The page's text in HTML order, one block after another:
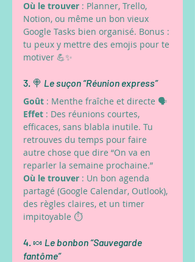
Où le trouver : Planner, Trello,
Notion, ou même un bon vieux
Google Tasks bien organisé. Bonus :
tu peux y mettre des emojis pour te
motiver 💪✨
3. 🍭 Le suçon “Réunion express”
Goût : Menthe fraîche et directe 🗣️
Effet : Des réunions courtes,
efficaces, sans blabla inutile. Tu
retrouves du temps pour faire
autre chose que dire “On va en
reparler la semaine prochaine.”
Où le trouver : Un bon agenda
partagé (Google Calendar, Outlook),
des règles claires, et un timer
impitoyable ⏱️
4. 🍬 Le bonbon “Sauvegarde
fantôme”